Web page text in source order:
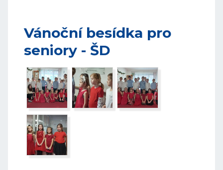
Vánoční besídka pro
seniory - ŠD